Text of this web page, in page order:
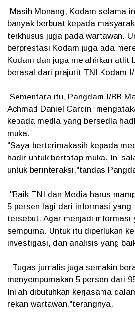
Masih Monang, Kodam selama
banyak berbuat kepada
terkhusus juga pada wartawan.
berprestasi Kodam juga ada
Kodam dan juga melahirkan atlit
berasal dari prajurit TNI Kodam I/
Sementara itu, Pangdam I/BB
Achmad Daniel Cardin
kepada media yang bersedia
muka.
"Saya berterimakasih kepada
hadir untuk bertatap muka. Ini
untuk berinteraksi,"tandas
"Baik TNI dan Media harus
5 persen lagi dari informasi yang
tersebut. Agar menjadi informasi
sempurna. Untuk itu diperlukan
investigasi, dan analisis yang
Tugas jurnalis juga semakin
menyempurnakan 5 persen dari
Inilah dibutuhkan kerjasama
rekan wartawan,"terangnya.